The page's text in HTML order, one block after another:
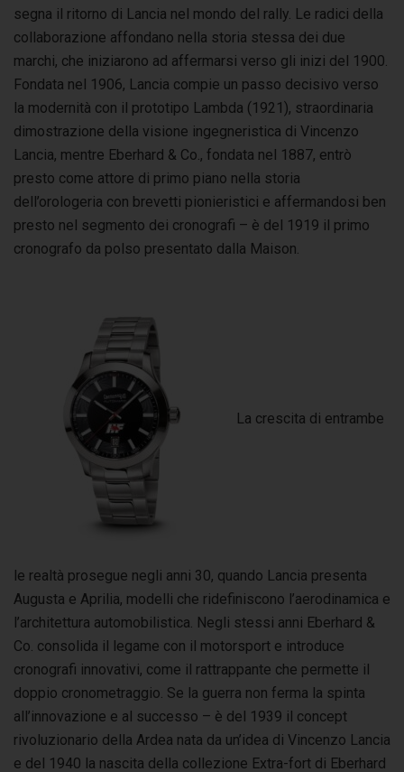
segna il ritorno di Lancia nel mondo del rally. Le radici della
collaborazione affondano nella storia stessa dei due
marchi, che iniziarono ad affermarsi verso gli inizi del 1900.
Fondata nel 1906, Lancia compie un passo decisivo verso
la modernità con il prototipo Lambda (1921), straordinaria
dimostrazione della visione ingegneristica di Vincenzo
Lancia, mentre Eberhard & Co., fondata nel 1887, entrò
presto come attore di primo piano nella storia
dell’orologeria con brevetti pionieristici e affermandosi ben
presto nel segmento dei cronografi – è del 1919 il primo
cronografo da polso presentato dalla Maison.
La crescita di entrambe
le realtà prosegue negli anni 30, quando Lancia presenta
Augusta e Aprilia, modelli che ridefiniscono l’aerodinamica e
l’architettura automobilistica. Negli stessi anni Eberhard &
Co. consolida il legame con il motorsport e introduce
cronografi innovativi, come il rattrappante che permette il
doppio cronometraggio. Se la guerra non ferma la spinta
all’innovazione e al successo – è del 1939 il concept
rivoluzionario della Ardea nata da un’idea di Vincenzo Lancia
e del 1940 la nascita della collezione Extra-fort di Eberhard